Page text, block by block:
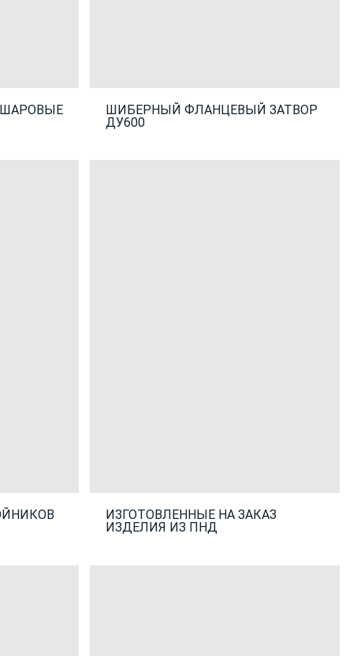
ШИБЕРНЫЙ ФЛАНЦЕВЫЙ ЗАТВОР
ДУ600
ИЗГОТОВЛЕННЫЕ НА ЗАКАЗ
ИЗДЕЛИЯ ИЗ ПНД